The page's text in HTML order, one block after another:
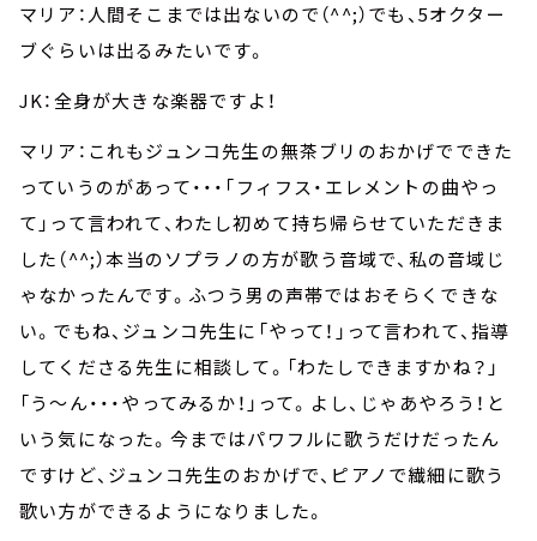
マリア：人間そこまでは出ないので（^^;）でも、5オクター
ブぐらいは出るみたいです。
JK：全身が大きな楽器ですよ！
マリア：これもジュンコ先生の無茶ブリのおかげでできた
っていうのがあって・・・「フィフス・エレメントの曲やっ
て」って言われて、わたし初めて持ち帰らせていただきま
した（^^;）本当のソプラノの方が歌う音域で、私の音域じ
ゃなかったんです。ふつう男の声帯ではおそらくできな
い。でもね、ジュンコ先生に「やって！」って言われて、指導
してくださる先生に相談して。「わたしできますかね？」
「う～ん・・・やってみるか！」って。よし、じゃあやろう！と
いう気になった。今まではパワフルに歌うだけだったん
ですけど、ジュンコ先生のおかげで、ピアノで繊細に歌う
歌い方ができるようになりました。